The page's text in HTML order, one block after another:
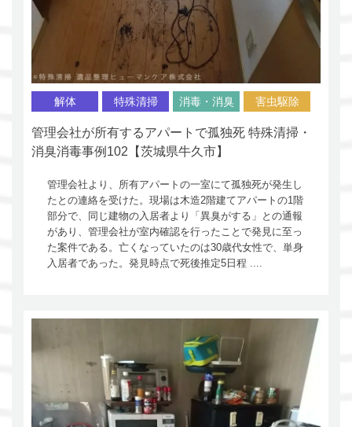
解体 特殊清掃 消毒・消臭 害虫駆除
管理会社が所有するアパートで孤独死 特殊清掃・
消臭消毒事例102【茨城県牛久市】
管理会社より、所有アパートの一室にて孤独死が発生し
たとの連絡を受けた。現場は木造2階建てアパートの1階
部分で、同じ建物の入居者より「異臭がする」との通報
があり、管理会社が室内確認を行ったことで発見に至っ
た案件である。亡くなっていたのは30歳代女性で、単身
入居者であった。発見時点で死後推定5日程 ....